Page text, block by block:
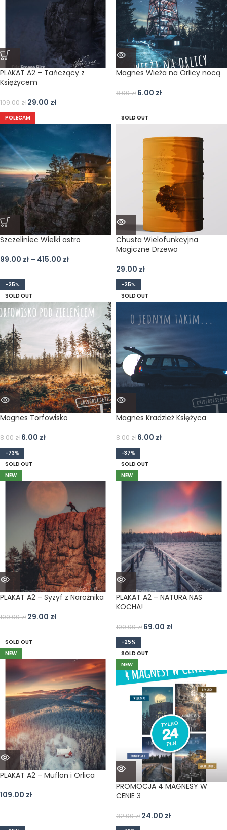
PLAKAT A2 – Tańczący z
Księżycem
109.00zł 29.00 zł
Magnes Wieża na Orlicy nocą
8.00zł 6.00 zł
POLECAM
Szczeliniec Wielki astro
99.00 zł – 415.00 zł
SOLD OUT
Chusta Wielofunkcyjna
Magiczne Drzewo
29.00 zł
-25%
SOLD OUT
Magnes Torfowisko
8.00zł 6.00 zł
-25%
SOLD OUT
Magnes Kradzież Księżyca
8.00zł 6.00 zł
-73%
SOLD OUT
NEW
PLAKAT A2 – Syzyf z Narożnika
109.00zł 29.00 zł
-37%
SOLD OUT
NEW
PLAKAT A2 – NATURA NAS
KOCHA!
109.00zł 69.00 zł
SOLD OUT
NEW
PLAKAT A2 – Muflon i Orlica
109.00 zł
-25%
SOLD OUT
NEW
PROMOCJA 4 MAGNESY W
CENIE 3
32.00zł 24.00 zł